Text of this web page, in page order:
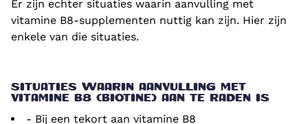
Er zijn echter situaties waarin aanvulling met
vitamine B8-supplementen nuttig kan zijn. Hier zijn
enkele van die situaties.
SITUATIES WAARIN AANVULLING MET
VITAMINE B8 (BIOTINE) AAN TE RADEN IS
- Bij een tekort aan vitamine B8